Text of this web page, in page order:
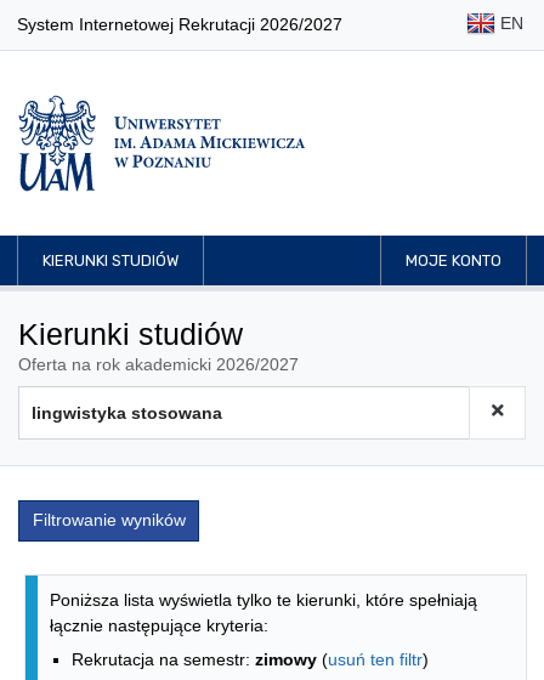
System Internetowej Rekrutacji 2026/2027 EN
KIERUNKI STUDIÓW MOJE KONTO
Kierunki studiów
Oferta na rok akademicki 2026/2027
Filtrowanie wyników
Lista kierunków - indeks alfabetyczny
Poniższa lista wyświetla tylko te kierunki, które spełniają
łącznie następujące kryteria:
Rekrutacja na semestr: zimowy (usuń ten filtr)